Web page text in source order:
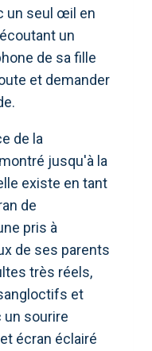
un seul œil en
un
de sa fille
et demander
de la
jusqu'à la
existe en tant
de
pris à
de ses parents
très réels,
et
un sourire
écran éclairé